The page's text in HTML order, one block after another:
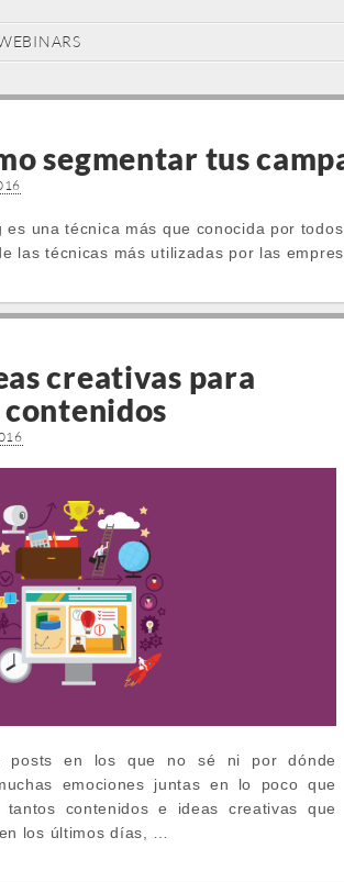
segmentar tus
es una técnica más que conocida por
las técnicas más utilizadas por las
creativas para
posts en los que no sé ni por dónde
emociones juntas en lo poco que
contenidos e ideas creativas que
los últimos días, …